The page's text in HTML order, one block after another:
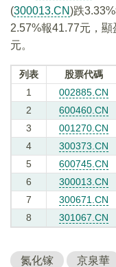
(300013.CN)跌
2.57%報41.77元，顯
元。
列表 股票代碼
1
002885.CN
2
600460.CN
3
001270.CN
4
300373.CN
5
600745.CN
6
300013.CN
7
300671.CN
8
301067.CN
氮化镓 京泉華